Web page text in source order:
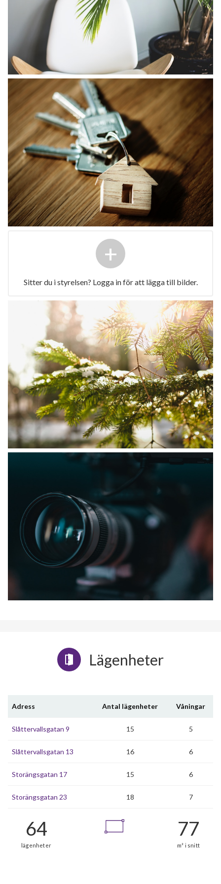
+
Sitter du i styrelsen? Logga in för att lägga till bilder.
Lägenheter
Adress Antal lägenheter Våningar
Slåttervallsgatan 9 15 5
Slåttervallsgatan 13 16 6
Storängsgatan 17 15 6
Storängsgatan 23 18 7